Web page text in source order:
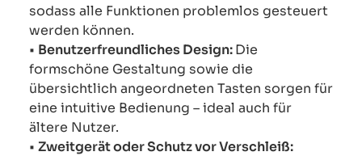
sodass alle Funktionen problemlos gesteuert
werden können.
• Benutzerfreundliches Design:Die
formschöne Gestaltung sowie die
übersichtlich angeordneten Tasten sorgen für
eine intuitive Bedienung – ideal auch für
ältere Nutzer.
• Zweitgerät oder Schutz vor Verschleiß: